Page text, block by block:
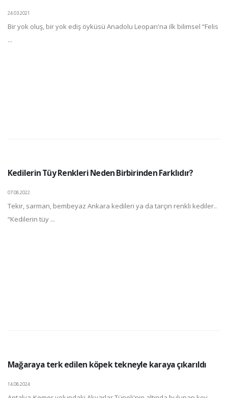
24.03.2021
Bir yok oluş, bir yok ediş öyküsü Anadolu Leoparı'na ilk bilimsel “Felis
...
Kedilerin Tüy Renkleri Neden Birbirinden Farklıdır?
07.08.2022
Tekir, sarman, bembeyaz Ankara kedileri ya da tarçın renkli kediler..
“Kedilerin tüy ...
Mağaraya terk edilen köpek tekneyle karaya çıkarıldı
14.08.2024